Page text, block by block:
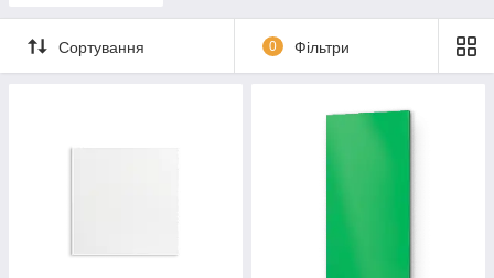
Сортування 0 Фільтри